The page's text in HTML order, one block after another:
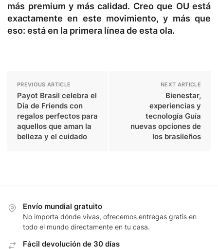
más premium y más calidad. Creo que OU está
exactamente en este movimiento, y más que
eso: está en la primera línea de esta ola.
PREVIOUS ARTICLE
Payot Brasil celebra el
Día de Friends con
regalos perfectos para
aquellos que aman la
belleza y el cuidado
NEXT ARTICLE
Bienestar,
experiencias y
tecnología Guía
nuevas opciones de
los brasileños
Envío mundial gratuito
No importa dónde vivas, ofrecemos entregas gratis en
todo el mundo directamente en tu casa.
Fácil devolución de 30 días